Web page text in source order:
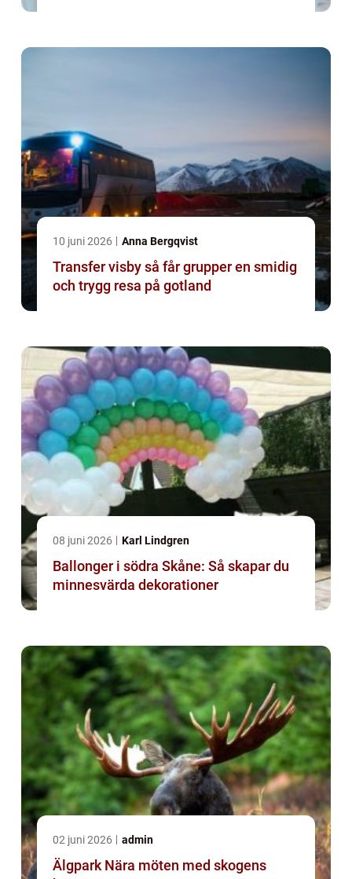
10 juni 2026 Anna Bergqvist
Transfer visby så får grupper en smidig
och trygg resa på gotland
08 juni 2026 Karl Lindgren
Ballonger i södra Skåne: Så skapar du
minnesvärda dekorationer
02 juni 2026 admin
Älgpark Nära möten med skogens